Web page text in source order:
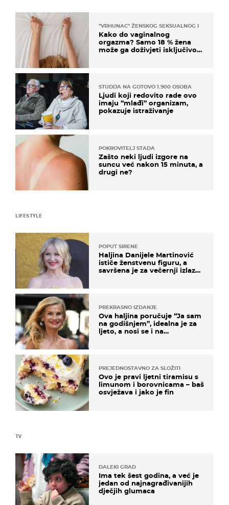
"VRHUNAC" ŽENSKOG SEKSUALNOG ISKUSTVA
Kako do vaginalnog
orgazma? Samo 18 % žena
može ga doživjeti isključivo
STUDIJA NA GOTOVO 1.900 OSOBA
Ljudi koji redovito rade ovo
imaju “mlađi” organizam,
pokazuje istraživanje
POKROVITELJ STADA
Zašto neki ljudi izgore na
suncu već nakon 15 minuta, a
drugi ne?
TV
DALEKI GRAD
Ima tek šest godina, a već je
jedan od najnagrađivanijih
dječjih glumaca
LIFESTYLE
POPUT SIRENE
Haljina Danijele Martinović
ističe ženstvenu figuru, a
savršena je za večernji izlazak
PREKRASNO IZDANJE
Ova haljina poručuje “Ja sam
na godišnjem”, idealna je za
ljeto, a nosi se i na
PREJEDNOSTAVNO ZA SLOŽITI
Ovo je pravi ljetni tiramisu s
limunom i borovnicama – baš
osvježava i jako je fin